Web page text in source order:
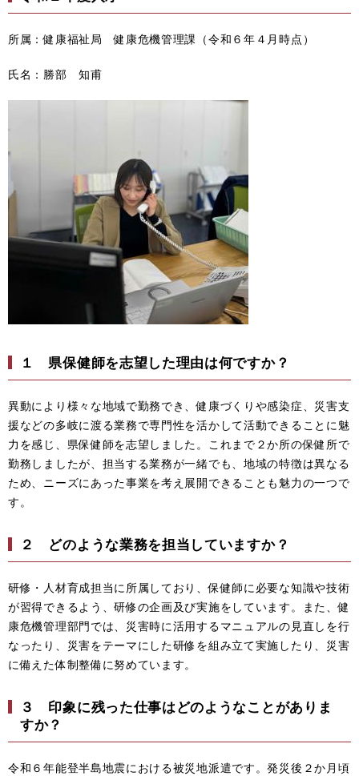
所属：健康福祉局 健康危機管理課（令和６年４月時点）
氏名：勝部 知甫
１ 県保健師を志望した理由は何ですか？
異動により様々な地域で勤務でき、健康づくりや感染症、災害支
援などの多岐に渡る業務で専門性を活かして活動できることに魅
力を感じ、県保健師を志望しました。これまで２か所の保健所で
勤務しましたが、担当する業務が一緒でも、地域の特徴は異なる
ため、ニーズにあった事業を考え展開できることも魅力の一つで
す。
２ どのような業務を担当していますか？
研修・人材育成担当に所属しており、保健師に必要な知識や技術
が習得できるよう、研修の企画及び実施をしています。また、健
康危機管理部門では、災害時に活用するマニュアルの見直しを行
なったり、災害をテーマにした研修を組み立て実施したり、災害
に備えた体制整備に努めています。
３ 印象に残った仕事はどのようなことがありま
すか？
令和６年能登半島地震における被災地派遣です。発災後２か月頃